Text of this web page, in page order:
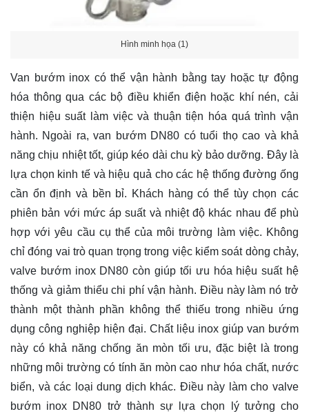
Hình minh họa (1)
Van bướm inox có thể vận hành bằng tay hoặc tự động
hóa thông qua các bộ điều khiển điện hoặc khí nén, cải
thiện hiệu suất làm việc và thuận tiện hóa quá trình vận
hành. Ngoài ra, van bướm DN80 có tuổi thọ cao và khả
năng chịu nhiệt tốt, giúp kéo dài chu kỳ bảo dưỡng. Đây là
lựa chọn kinh tế và hiệu quả cho các hệ thống đường ống
cần ổn định và bền bỉ. Khách hàng có thể tùy chọn các
phiên bản với mức áp suất và nhiệt độ khác nhau để phù
hợp với yêu cầu cụ thể của môi trường làm việc. Không
chỉ đóng vai trò quan trọng trong việc kiểm soát dòng chảy,
valve bướm inox DN80 còn giúp tối ưu hóa hiệu suất hệ
thống và giảm thiểu chi phí vận hành. Điều này làm nó trở
thành một thành phần không thể thiếu trong nhiều ứng
dụng công nghiệp hiện đại. Chất liệu inox giúp van bướm
này có khả năng chống ăn mòn tối ưu, đặc biệt là trong
những môi trường có tính ăn mòn cao như hóa chất, nước
biển, và các loại dung dịch khác. Điều này làm cho valve
bướm inox DN80 trở thành sự lựa chọn lý tưởng cho